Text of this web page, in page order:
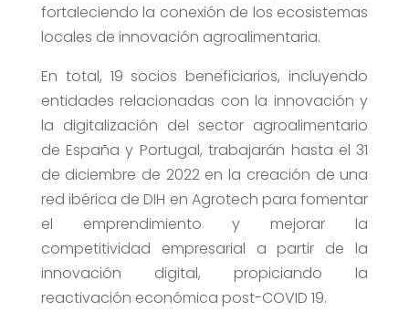
fortaleciendo la conexión de los ecosistemas
locales de innovación agroalimentaria.
En total, 19 socios beneficiarios, incluyendo
entidades relacionadas con la innovación y
la digitalización del sector agroalimentario
de España y Portugal, trabajarán hasta el 31
de diciembre de 2022 en la creación de una
red ibérica de DIH en Agrotech para fomentar
el emprendimiento y mejorar la
competitividad empresarial a partir de la
innovación digital, propiciando la
reactivación económica post-COVID 19.